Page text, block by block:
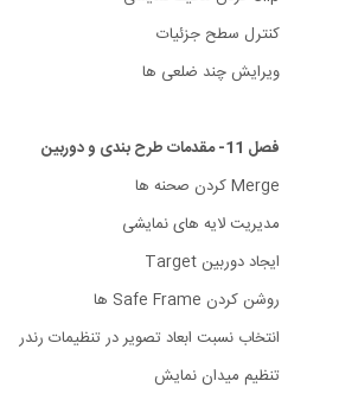
کنترل سطح جزئیات
ویرایش چند ضلعی ها
فصل 11- مقدمات طرح بندی و دوربین
Merge کردن صحنه ها
مدیریت لایه های نمایشی
ایجاد دوربین Target
روشن کردن Safe Frame ها
انتخاب نسبت ابعاد تصویر در تنظیمات رندر
تنظیم میدان نمایش